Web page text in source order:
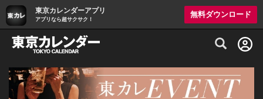
東京カレンダーアプリ
アプリなら超サクサク！
無料ダウンロード
グルメ情報・プレミアムレストラン予約